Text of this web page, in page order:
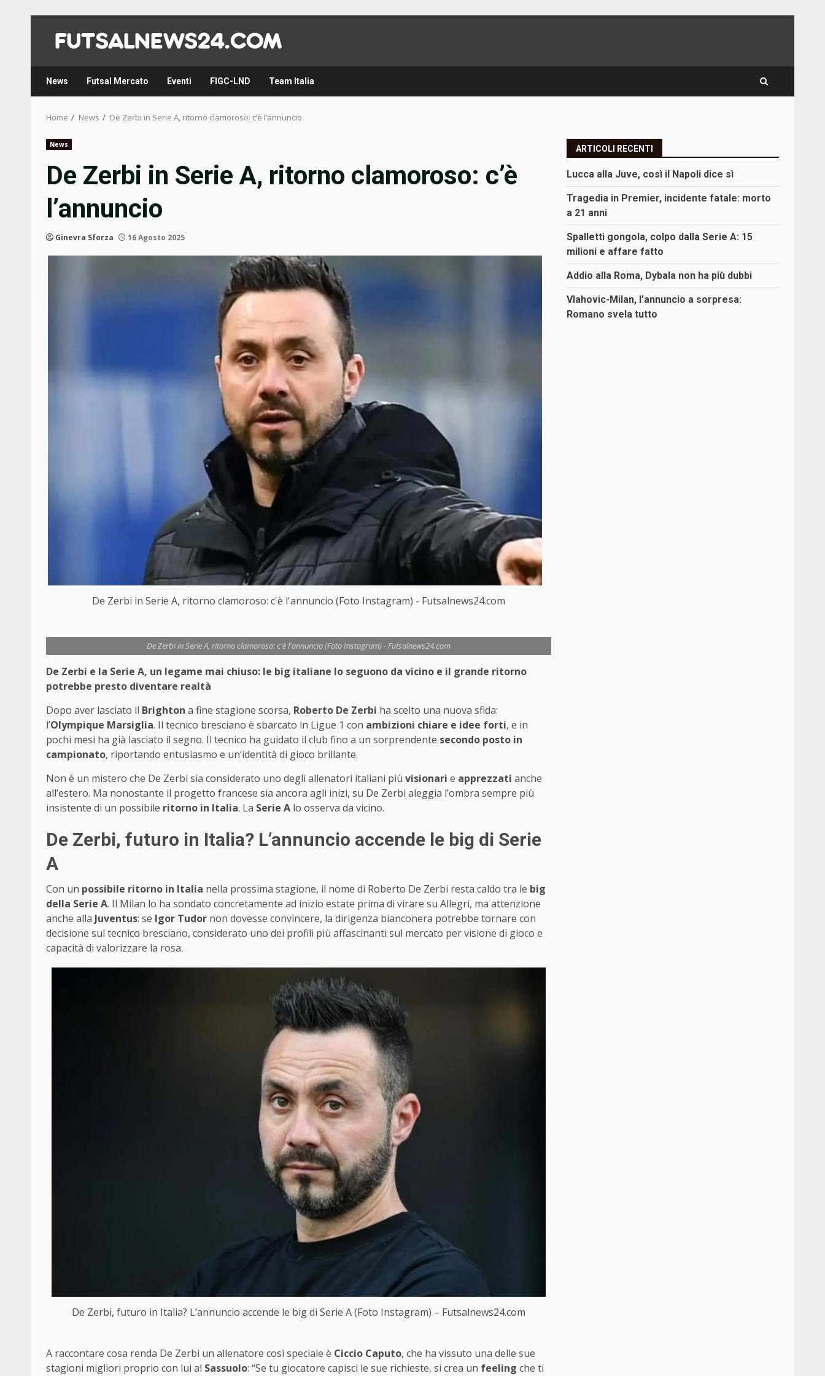
content
News Futsal Mercato Eventi FIGC-LND Team Italia
Home News De Zerbi in Serie A, ritorno clamoroso: c’è l’annuncio
News
De Zerbi in Serie A, ritorno clamoroso: c’è
l’annuncio
Ginevra Sforza 16 Agosto 2025
De Zerbi in Serie A, ritorno clamoroso: c'è l'annuncio (Foto Instagram) - Futsalnews24.com
De Zerbi in Serie A, ritorno clamoroso: c'è l'annuncio (Foto Instagram) - Futsalnews24.com
De Zerbi e la Serie A, un legame mai chiuso: le big italiane lo seguono da vicino e il grande ritorno
potrebbe presto diventare realtà
Dopo aver lasciato il Brighton a fine stagione scorsa, Roberto De Zerbi ha scelto una nuova sfida:
l’Olympique Marsiglia. Il tecnico bresciano è sbarcato in Ligue 1 con ambizioni chiare e idee forti, e in
pochi mesi ha già lasciato il segno. Il tecnico ha guidato il club fino a un sorprendente secondo posto in
campionato, riportando entusiasmo e un’identità di gioco brillante.
Non è un mistero che De Zerbi sia considerato uno degli allenatori italiani più visionari e apprezzati anche
all’estero. Ma nonostante il progetto francese sia ancora agli inizi, su De Zerbi aleggia l’ombra sempre più
insistente di un possibile ritorno in Italia. La Serie A lo osserva da vicino.
De Zerbi, futuro in Italia? L’annuncio accende le big di Serie
A
Con un possibile ritorno in Italia nella prossima stagione, il nome di Roberto De Zerbi resta caldo tra le big
della Serie A. Il Milan lo ha sondato concretamente ad inizio estate prima di virare su Allegri, ma attenzione
anche alla Juventus: se Igor Tudor non dovesse convincere, la dirigenza bianconera potrebbe tornare con
decisione sul tecnico bresciano, considerato uno dei profili più affascinanti sul mercato per visione di gioco e
capacità di valorizzare la rosa.
De Zerbi, futuro in Italia? L’annuncio accende le big di Serie A (Foto Instagram) – Futsalnews24.com
A raccontare cosa renda De Zerbi un allenatore così speciale è Ciccio Caputo, che ha vissuto una delle sue
stagioni migliori proprio con lui al Sassuolo: “Se tu giocatore capisci le sue richieste, si crea un feeling che ti
ARTICOLI RECENTI
Lucca alla Juve, così il Napoli dice sì
Tragedia in Premier, incidente fatale: morto
a 21 anni
Spalletti gongola, colpo dalla Serie A: 15
milioni e affare fatto
Addio alla Roma, Dybala non ha più dubbi
Vlahovic-Milan, l’annuncio a sorpresa:
Romano svela tutto